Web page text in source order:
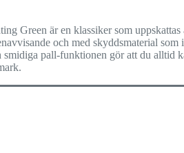
Green är en klassiker som uppskattas
och med skyddsmaterial som
smidiga pall-funktionen gör att du alltid